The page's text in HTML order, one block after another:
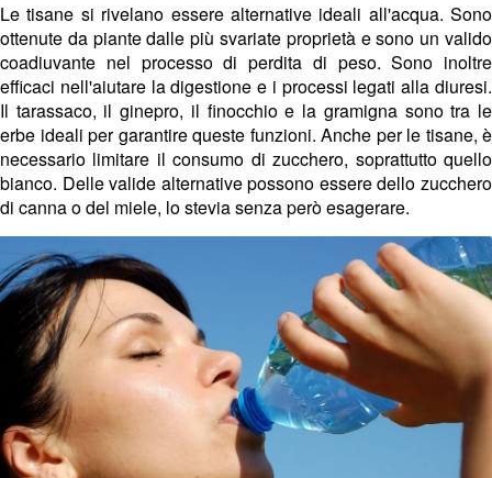
Le tisane si rivelano essere alternative ideali all'acqua. Sono
ottenute da piante dalle più svariate proprietà e sono un valido
coadiuvante nel processo di perdita di peso. Sono inoltre
efficaci nell'aiutare la digestione e i processi legati alla diuresi.
Il tarassaco, il ginepro, il finocchio e la gramigna sono tra le
erbe ideali per garantire queste funzioni. Anche per le tisane, è
necessario limitare il consumo di zucchero, soprattutto quello
bianco. Delle valide alternative possono essere dello zucchero
di canna o del miele, lo stevia senza però esagerare.